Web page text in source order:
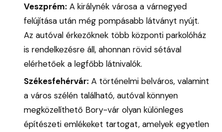
Veszprém: A királynék városa a várnegyed
felújítása után még pompásabb látványt nyújt.
Az autóval érkezőknek több központi parkolóház
is rendelkezésre áll, ahonnan rövid sétával
elérhetőek a legfőbb látnivalók.
Székesfehérvár: A történelmi belváros, valamint
a város szélén található, autóval könnyen
megközelíthető Bory-vár olyan különleges
építészeti emlékeket tartogat, amelyek egyetlen